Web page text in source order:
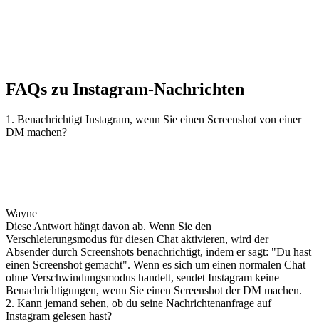
FAQs zu Instagram-Nachrichten
1. Benachrichtigt Instagram, wenn Sie einen Screenshot von einer
DM machen?
Wayne
Diese Antwort hängt davon ab. Wenn Sie den
Verschleierungsmodus für diesen Chat aktivieren, wird der
Absender durch Screenshots benachrichtigt, indem er sagt: "Du hast
einen Screenshot gemacht". Wenn es sich um einen normalen Chat
ohne Verschwindungsmodus handelt, sendet Instagram keine
Benachrichtigungen, wenn Sie einen Screenshot der DM machen.
2. Kann jemand sehen, ob du seine Nachrichtenanfrage auf
Instagram gelesen hast?